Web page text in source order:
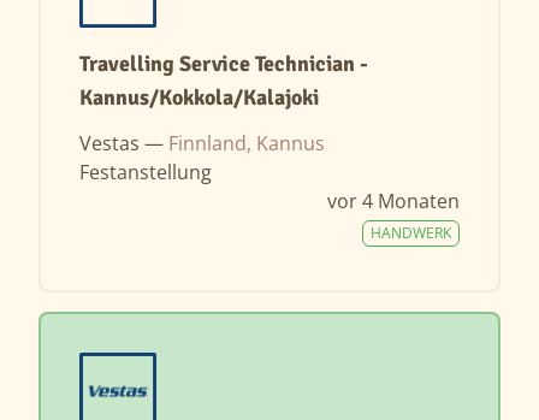
Travelling Service Technician -
Kannus/Kokkola/Kalajoki
Vestas — Finnland, Kannus
Festanstellung
vor 4 Monaten
HANDWERK